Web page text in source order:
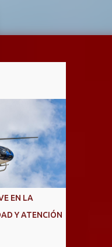
EN LA
Y ATENCIÓN